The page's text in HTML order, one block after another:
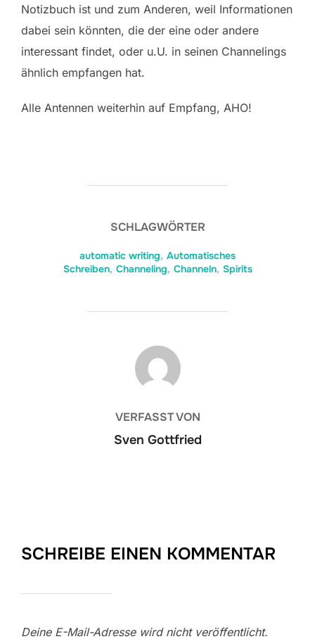
Notizbuch ist und zum Anderen, weil Informationen
dabei sein könnten, die der eine oder andere
interessant findet, oder u.U. in seinen Channelings
ähnlich empfangen hat.
Alle Antennen weiterhin auf Empfang, AHO!
SCHLAGWÖRTER
automatic writing, Automatisches
Schreiben, Channeling, Channeln, Spirits
BEITRAGSAUTOR
VERFASST VON
Sven Gottfried
SCHREIBE EINEN KOMMENTAR
Deine E-Mail-Adresse wird nicht veröffentlicht.